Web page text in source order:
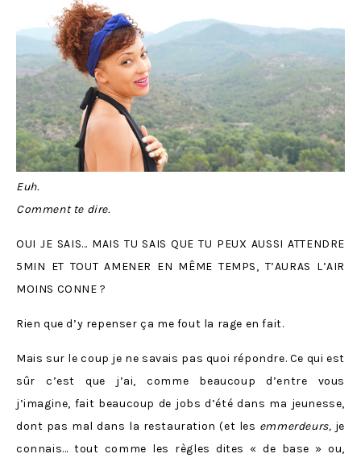
Euh.
Comment te dire.
OUI JE SAIS… MAIS TU SAIS QUE TU PEUX AUSSI ATTENDRE
5MIN ET TOUT AMENER EN MÊME TEMPS, T’AURAS L’AIR
MOINS CONNE ?
Rien que d’y repenser ça me fout la rage en fait.
Mais sur le coup je ne savais pas quoi répondre. Ce qui est
sûr c’est que j’ai, comme beaucoup d’entre vous
j’imagine, fait beaucoup de jobs d’été dans ma jeunesse,
dont pas mal dans la restauration (et les emmerdeurs, je
connais… tout comme les règles dites « de base » ou,